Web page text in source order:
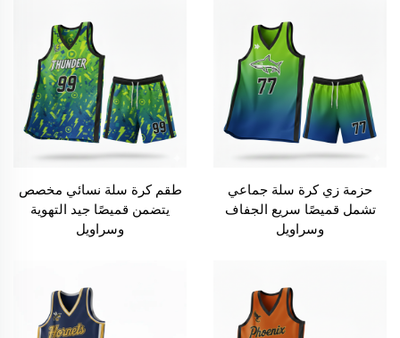
حزمة زي كرة سلة جماعي
تشمل قميصًا سريع الجفاف
وسراويل
طقم كرة سلة نسائي مخصص
يتضمن قميصًا جيد التهوية
وسراويل